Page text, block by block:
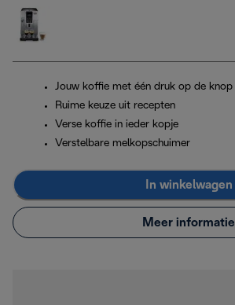
Jouw koffie met één druk op de knop
Ruime keuze uit recepten
Verse koffie in ieder kopje
Verstelbare melkopschuimer
In winkelwagen
Meer informatie